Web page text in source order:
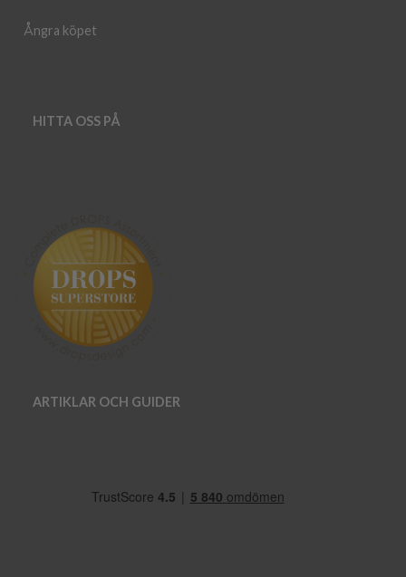
Ångra köpet
HITTA OSS PÅ
ARTIKLAR OCH GUIDER